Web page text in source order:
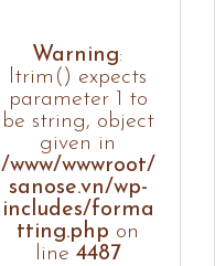
Warning:
ltrim() expects
parameter 1 to
be string, object
given in
/www/wwwroot/
sanose.vn/wp-
includes/forma
tting.php on
line 4487